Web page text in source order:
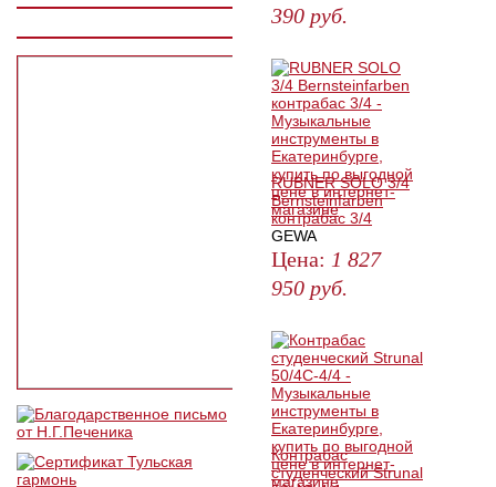
390 руб.
RUBNER SOLO 3/4
Bernsteinfarben
контрабас 3/4
GEWA
Цена: 1 827
950 руб.
Контрабас
студенческий Strunal